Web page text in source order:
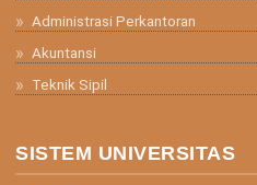
Administrasi Perkantoran
Akuntansi
Teknik Sipil
SISTEM UNIVERSITAS